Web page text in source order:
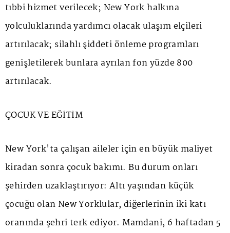
tıbbi hizmet verilecek; New York halkına
yolculuklarında yardımcı olacak ulaşım elçileri
artırılacak; silahlı şiddeti önleme programları
genişletilerek bunlara ayrılan fon yüzde 800
artırılacak.
ÇOCUK VE EĞİTİM
New York'ta çalışan aileler için en büyük maliyet
kiradan sonra çocuk bakımı. Bu durum onları
şehirden uzaklaştırıyor: Altı yaşından küçük
çocuğu olan New Yorklular, diğerlerinin iki katı
oranında şehri terk ediyor. Mamdani, 6 haftadan 5